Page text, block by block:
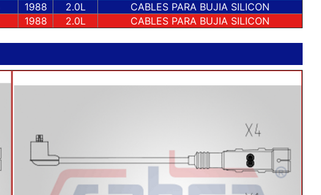
1988 2.0L
CABLES PARA BUJIA SILICON
1988 2.0L CABLES PARA BUJIA SILICON